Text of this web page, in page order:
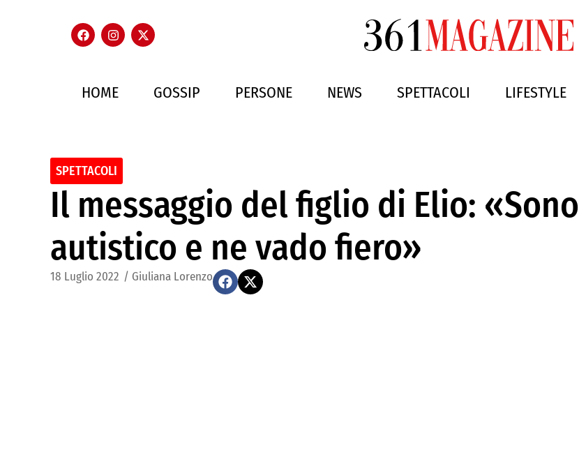
HOME GOSSIP PERSONE NEWS SPETTACOLI LIFESTYLE
SPETTACOLI
Il messaggio del figlio di Elio: «Sono
autistico e ne vado fiero»
18 Luglio 2022 / Giuliana Lorenzo